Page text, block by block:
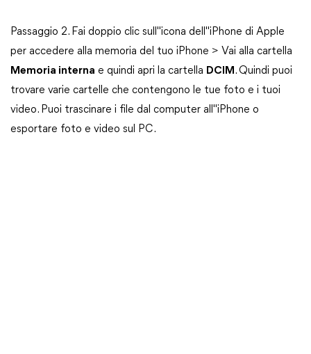
Passaggio 2. Fai doppio clic sull"icona dell"iPhone di Apple
per accedere alla memoria del tuo iPhone > Vai alla cartella
Memoria interna e quindi apri la cartella DCIM . Quindi puoi
trovare varie cartelle che contengono le tue foto e i tuoi
video. Puoi trascinare i file dal computer all"iPhone o
esportare foto e video sul PC.